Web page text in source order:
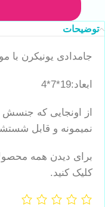
توضیحات
جامدادی یونیکرن با
ابعاد:19*7*4
از اونجایی که
نمیمونه و قابل
برای دیدن همه
کلیک کنید.